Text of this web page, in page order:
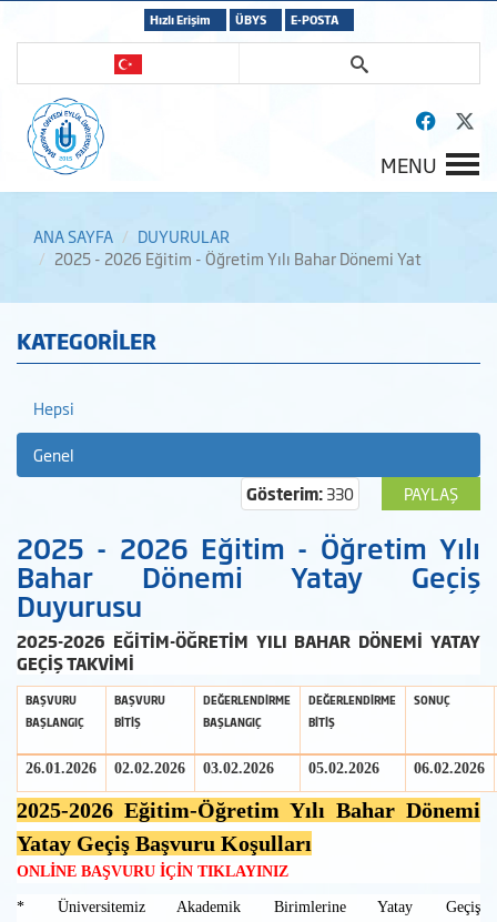
Hızlı Erişim ÜBYS E-POSTA
MENU
ANA SAYFA
DUYURULAR
2025 - 2026 Eğitim - Öğretim Yılı Bahar Dönemi Yat
KATEGORİLER
Hepsi
Genel
PAYLAŞ
Gösterim:330
2025 - 2026 Eğitim - Öğretim Yılı
Bahar Dönemi Yatay Geçiş
Duyurusu
2025-2026 EĞİTİM-ÖĞRETİM YILI BAHAR DÖNEMİ YATAY
GEÇİŞ TAKVİMİ
BAŞVURU
BAŞLANGIÇ
BAŞVURU
BİTİŞ
DEĞERLENDİRME
BAŞLANGIÇ
DEĞERLENDİRME
BİTİŞ
SONUÇ
26.01.2026 02.02.2026 03.02.2026 05.02.2026 06.02.2026
2025-2026 Eğitim-Öğretim Yılı Bahar Dönemi
Yatay Geçiş Başvuru Koşulları
ONLİNE BAŞVURU İÇİN TIKLAYINIZ
* Üniversitemiz Akademik Birimlerine Yatay Geçiş